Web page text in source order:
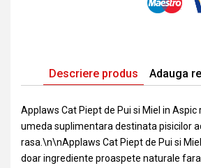
Descriere produs Adauga
Applaws Cat Piept de Pui si Miel in
umeda suplimentara destinata pisicilor
rasa.\n\nApplaws Cat Piept de Pui si
doar ingrediente proaspete naturale